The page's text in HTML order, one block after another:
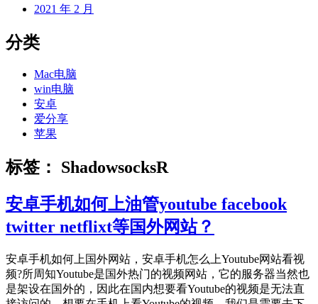
2021 年 2 月
分类
Mac电脑
win电脑
安卓
爱分享
苹果
标签： ShadowsocksR
安卓手机如何上油管youtube facebook
twitter netflixt等国外网站？
安卓手机如何上国外网站，安卓手机怎么上Youtube网站看视
频?所周知Youtube是国外热门的视频网站，它的服务器当然也
是架设在国外的，因此在国内想要看Youtube的视频是无法直